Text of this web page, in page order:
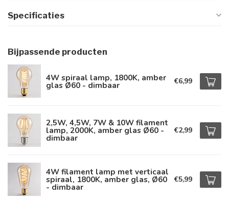
Specificaties
Bijpassende producten
4W spiraal lamp, 1800K, amber
glas Ø60 - dimbaar €6,99
2,5W, 4,5W, 7W & 10W filament
lamp, 2000K, amber glas Ø60 -
dimbaar
€2,99
4W filament lamp met verticaal
spiraal, 1800K, amber glas, Ø60
- dimbaar
€5,99